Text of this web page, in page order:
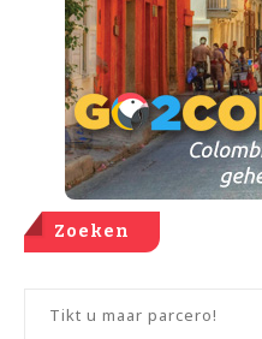
Zoeken